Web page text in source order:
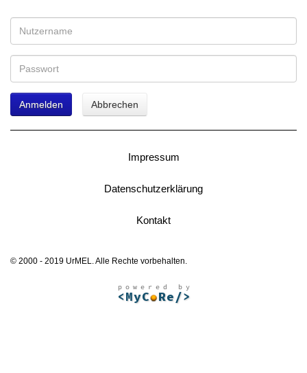
Anmelden Abbrechen
Impressum
Datenschutzerklärung
Kontakt
© 2000 - 2019 UrMEL. Alle Rechte vorbehalten.